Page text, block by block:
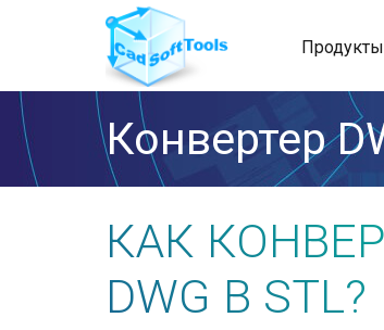
Продукты
Конвертер
КАК
DWG В STL?